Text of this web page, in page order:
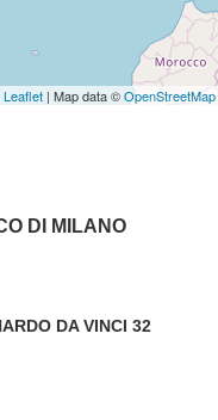
Leaflet | Map data ©OpenStreetMap
DI MILANO
DA VINCI 32